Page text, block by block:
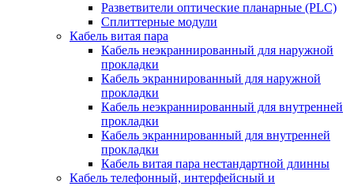
Разветвители оптические планарные (PLC)
Сплиттерные модули
Кабель витая пара
Кабель неэкраннированный для наружной
прокладки
Кабель экраннированный для наружной
прокладки
Кабель неэкраннированный для внутренней
прокладки
Кабель экраннированный для внутренней
прокладки
Кабель витая пара нестандартной длинны
Кабель телефонный, интерфейсный и